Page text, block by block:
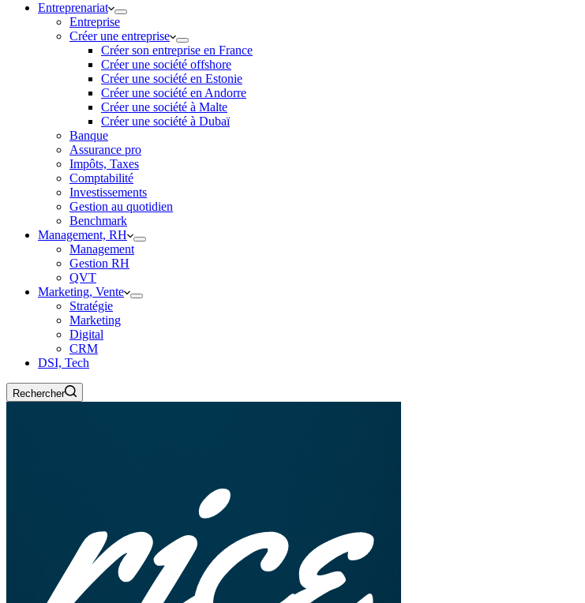
Entreprenariat
Entreprise
Créer une entreprise
Créer son entreprise en France
Créer une société offshore
Créer une société en Estonie
Créer une société en Andorre
Créer une société à Malte
Créer une société à Dubaï
Banque
Assurance pro
Impôts, Taxes
Comptabilité
Investissements
Gestion au quotidien
Benchmark
Management, RH
Management
Gestion RH
QVT
Marketing, Vente
Stratégie
Marketing
Digital
CRM
DSI, Tech
Rechercher